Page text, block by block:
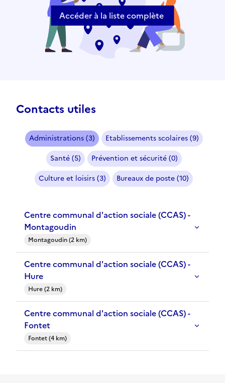
Accéder à la liste complète
Contacts utiles
Administrations (3)
Etablissements scolaires (9)
Santé (5)
Prévention et sécurité (0)
Culture et loisirs (3)
Bureaux de poste (10)
Centre communal d'action sociale (CCAS) -
Montagoudin
Montagoudin (2 km)
Centre communal d'action sociale (CCAS) -
Hure
Hure (2 km)
Centre communal d'action sociale (CCAS) -
Fontet
Fontet (4 km)